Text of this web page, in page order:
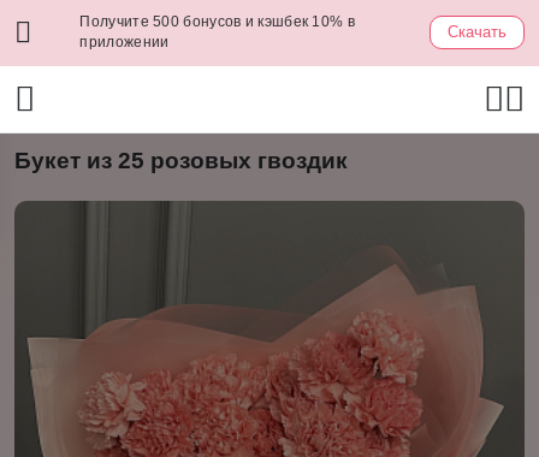
Получите 500 бонусов и кэшбек 10% в
приложении
Скачать
Букет из 25 розовых гвоздик